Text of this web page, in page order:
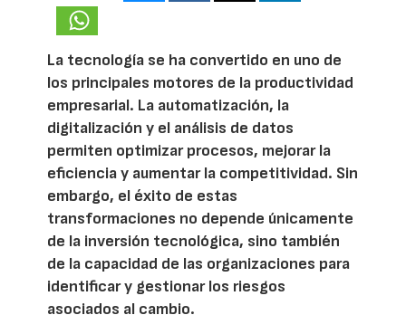
La tecnología se ha convertido en uno de
los principales motores de la productividad
empresarial. La automatización, la
digitalización y el análisis de datos
permiten optimizar procesos, mejorar la
eficiencia y aumentar la competitividad. Sin
embargo, el éxito de estas
transformaciones no depende únicamente
de la inversión tecnológica, sino también
de la capacidad de las organizaciones para
identificar y gestionar los riesgos
asociados al cambio.